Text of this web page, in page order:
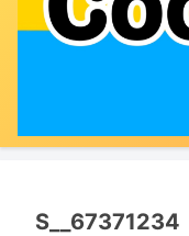
S__67371234